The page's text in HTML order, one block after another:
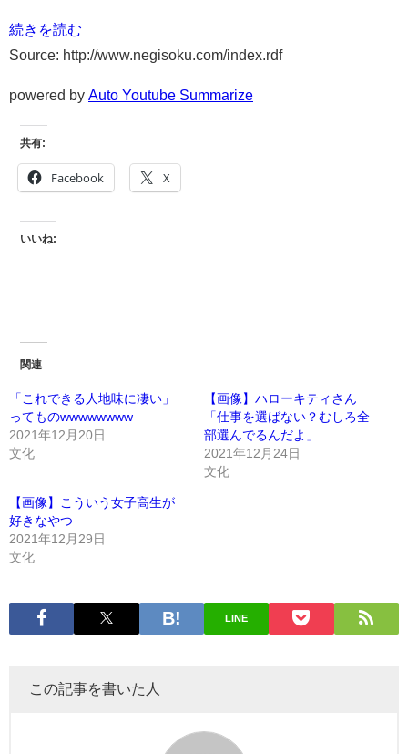
続きを読む
Source: http://www.negisoku.com/index.rdf
powered by Auto Youtube Summarize
共有:
Facebook X
いいね:
関連
「これできる人地味に凄い」
ってものwwwwwwww
2021年12月20日
文化
【画像】ハローキティさん
「仕事を選ばない？むしろ全
部選んでるんだよ」
2021年12月24日
文化
【画像】こういう女子高生が
好きなやつ
2021年12月29日
文化
LINE
この記事を書いた人